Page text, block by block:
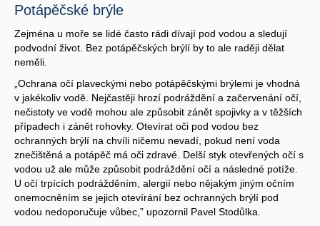
Potápěčské brýle
Zejména u moře se lidé často rádi dívají pod vodou a sledují
podvodní život. Bez potápěčských brýlí by to ale raději dělat
neměli.
„Ochrana očí plaveckými nebo potápěčskými brýlemi je vhodná
v jakékoliv vodě. Nejčastěji hrozí podráždění a začervenání očí,
nečistoty ve vodě mohou ale způsobit zánět spojivky a v těžších
případech i zánět rohovky. Otevírat oči pod vodou bez
ochranných brýlí na chvíli ničemu nevadí, pokud není voda
znečištěná a potápěč má oči zdravé. Delší styk otevřených očí s
vodou už ale může způsobit podráždění očí a následné potíže.
U očí trpících podrážděním, alergií nebo nějakým jiným očním
onemocněním se jejich otevírání bez ochranných brýlí pod
vodou nedoporučuje vůbec,” upozornil Pavel Stodůlka.